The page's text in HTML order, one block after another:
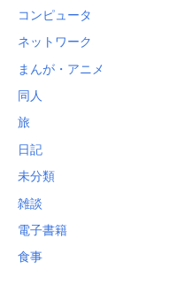
コンピュータ
ネットワーク
まんが・アニメ
同人
旅
日記
未分類
雑談
電子書籍
食事